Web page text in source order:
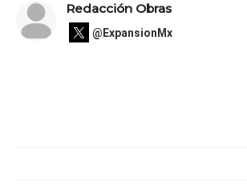
Redacción Obras
@ExpansionMx